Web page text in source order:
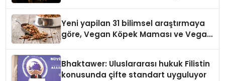
Yeni yapilan 31 bilimsel araştırmaya
göre, Vegan Köpek Maması ve Vegan
Bhaktawer: Uluslararası hukuk Filistin
konusunda çifte standart uyguluyor